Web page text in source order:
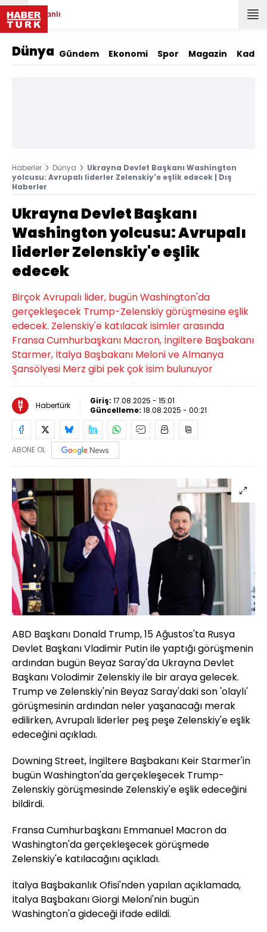
Canlı
Dünya Gündem Ekonomi Spor Magazin Kadın
Haberler Dünya
Ukrayna Devlet Başkanı Washington
yolcusu: Avrupalı liderler Zelenskiy'e eşlik edecek | Dış
Haberler
Ukrayna Devlet Başkanı
Washington yolcusu: Avrupalı
liderler Zelenskiy'e eşlik
edecek
Birçok Avrupalı lider, bugün Washington'da
gerçekleşecek Trump-Zelenskiy görüşmesine eşlik
edecek. Zelenskiy'e katılacak isimler arasında
Fransa Cumhurbaşkanı Macron, İngiltere Başbakanı
Starmer, İtalya Başbakanı Meloni ve Almanya
Şansölyesi Merz gibi pek çok isim bulunuyor
Habertürk Giriş: 17.08.2025 - 15:01
Güncelleme: 18.08.2025 - 00:21
ABONE OL
ABD Başkanı Donald Trump, 15 Ağustos'ta Rusya
Devlet Başkanı Vladimir Putin ile yaptığı görüşmenin
ardından bugün Beyaz Saray'da Ukrayna Devlet
Başkanı Volodimir Zelenskiy ile bir araya gelecek.
Trump ve Zelenskiy'nin Beyaz Saray'daki son 'olaylı'
görüşmesinin ardından neler yaşanacağı merak
edilirken, Avrupalı liderler peş peşe Zelenskiy'e eşlik
edeceğini açıkladı.
Downing Street, İngiltere Başbakanı Keir Starmer'in
bugün Washington'da gerçekleşecek Trump-
Zelenskiy görüşmesinde Zelenskiy'e eşlik edeceğini
bildirdi.
Fransa Cumhurbaşkanı Emmanuel Macron da
Washington'da gerçekleşecek görüşmede
Zelenskiy'e katılacağını açıkladı.
İtalya Başbakanlık Ofisi'nden yapılan açıklamada,
İtalya Başbakanı Giorgi Meloni'nin bugün
Washington'a gideceği ifade edildi.